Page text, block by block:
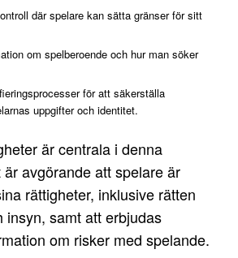
där spelare kan sätta gränser för sitt
om spelberoende och hur man söker
för att säkerställa
uppgifter och identitet.
är centrala i denna
avgörande att spelare är
rättigheter, inklusive rätten
insyn, samt att erbjudas
om risker med spelande.